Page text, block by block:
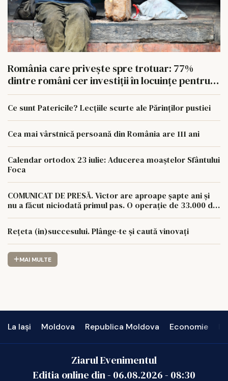
România care privește spre trotuar: 77%
dintre români cer investiții în locuințe pentru
oamenii fără adăpost
Ce sunt Patericile? Lecțiile scurte ale Părinților pustiei
Cea mai vârstnică persoană din România are 111 ani
Calendar ortodox 23 iulie: Aducerea moaștelor Sfântului
Foca
COMUNICAT DE PRESĂ. Victor are aproape șapte ani și
nu a făcut niciodată primul pas. O operație de 33.000 de
euro îi poate schimba viața.
Rețeta (in)succesului. Plânge-te și caută vinovați
MAI MULTE
La Iași Moldova Republica Moldova Economie
Ziarul Evenimentul
Editia online din - 06.08.2026- 08:30